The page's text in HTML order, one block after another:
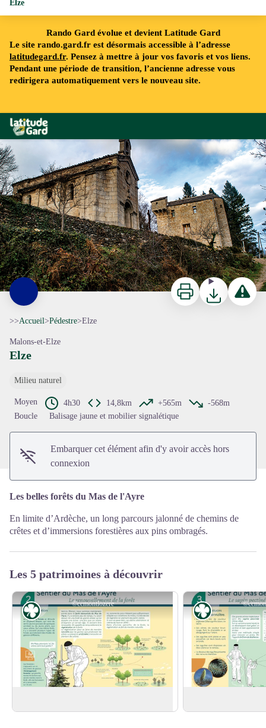
Rando Gard évolue et devient Latitude Gard
Le site rando.gard.fr est désormais accessible à l’adresse
latitudegard.fr. Pensez à mettre à jour vos favoris et vos liens.
Pendant une période de transition, l’ancienne adresse vous
redirigera automatiquement vers le nouveau site.
Rando Gard
Elze
ImprimerTéléchargerSignaler
>>Accueil>Pédestre>Elze
Malons-et-Elze
Elze
Milieu naturel
Moyen 4h30 14,8km +565m
-568m
Boucle
Balisage jaune et mobilier signalétique
Embarquer cet élément afin d'y avoir accès hors
connexion
Les belles forêts du Mas de l'Ayre
En limite d’Ardèche, un long parcours jalonné de chemins de
crêtes et d’immersions forestières aux pins ombragés.
Les 5 patrimoines à découvrir
©ccmontlozere
Flore Flore